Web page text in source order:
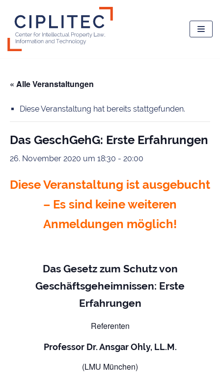
Inhalt
springen
« Alle Veranstaltungen
Diese Veranstaltung hat bereits stattgefunden.
Das GeschGehG: Erste Erfahrungen
26. November 2020 um 18:30 - 20:00
Diese Veranstaltung ist ausgebucht
– Es sind keine weiteren
Anmeldungen möglich!
Das Gesetz zum Schutz von
Geschäftsgeheimnissen: Erste
Erfahrungen
Referenten
Professor Dr. Ansgar Ohly, LL.M.
(LMU München)